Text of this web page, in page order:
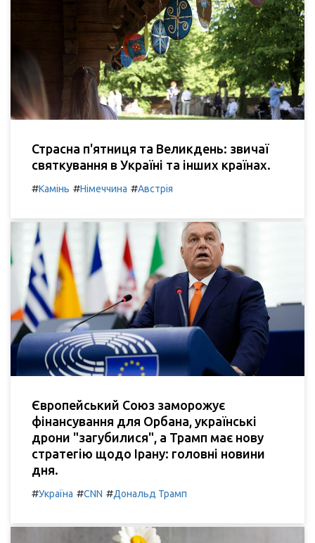
Страсна п'ятниця та Великдень: звичаї
святкування в Україні та інших країнах.
#Камінь #Німеччина #Австрія
Європейський Союз заморожує
фінансування для Орбана, українські
дрони "загубилися", а Трамп має нову
стратегію щодо Ірану: головні новини
дня.
#Україна #CNN #Дональд Трамп